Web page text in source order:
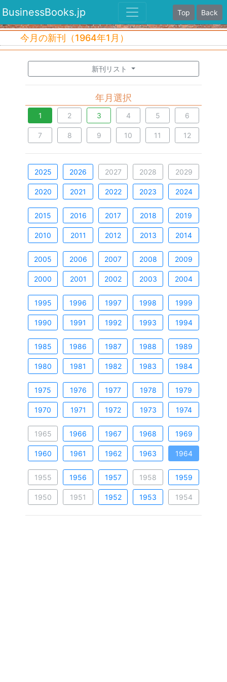
BusinessBooks.jp Top Back
今月の新刊（1964年1月）
新刊リスト
年月選択
1 2 3 4 5 6
7 8 9 10 11 12
2025 2026 2027 2028 2029
2020 2021 2022 2023 2024
2015 2016 2017 2018 2019
2010 2011 2012 2013 2014
2005 2006 2007 2008 2009
2000 2001 2002 2003 2004
1995 1996 1997 1998 1999
1990 1991 1992 1993 1994
1985 1986 1987 1988 1989
1980 1981 1982 1983 1984
1975 1976 1977 1978 1979
1970 1971 1972 1973 1974
1965 1966 1967 1968 1969
1960 1961 1962 1963 1964
1955 1956 1957 1958 1959
1950 1951 1952 1953 1954